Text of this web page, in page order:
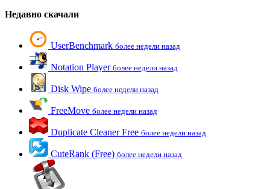
Недавно скачали
UserBenchmark более недели назад
Notation Player более недели назад
Disk Wipe более недели назад
FreeMove более недели назад
Duplicate Cleaner Free более недели назад
CuteRank (Free) более недели назад